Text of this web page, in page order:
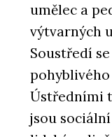
umělec a
výtvarných
Soustředí
Ústředními
jsou